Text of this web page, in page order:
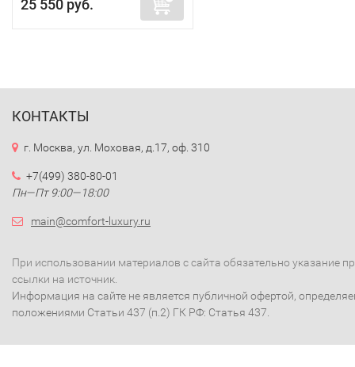
25 550 руб.
КОНТАКТЫ
г. Москва, ул. Моховая, д.17, оф. 310
+7(499) 380-80-01
Пн—Пт 9:00—18:00
main@comfort-luxury.ru
При использовании материалов с сайта обязательно указание
ссылки на источник.
Информация на сайте не является публичной офертой,
положениями Статьи 437 (п.2) ГК РФ: Статья 437.